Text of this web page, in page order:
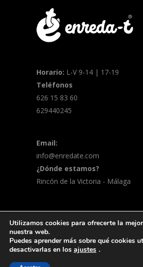
Horario: L-V 9-14 | 17-19
Teléfonos
626 15 83 60
629440245
Email:
info@enredate.com
¿Dónde estamos?
Rincón de la Victoria - Málaga
merchandisingPolítica de
Utilizamos cookies para ofrecerte la
nuestra web.
Puedes aprender más sobre qué cookies
desactivarlas en los ajustes .